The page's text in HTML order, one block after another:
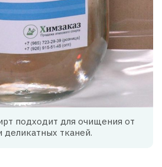
подходит для очищения от
деликатных тканей.